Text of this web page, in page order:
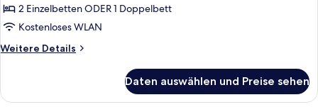
2 Einzelbetten ODER 1 Doppelbett
Kostenloses WLAN
Weitere Details
Weitere
Daten auswählen und Preise sehen